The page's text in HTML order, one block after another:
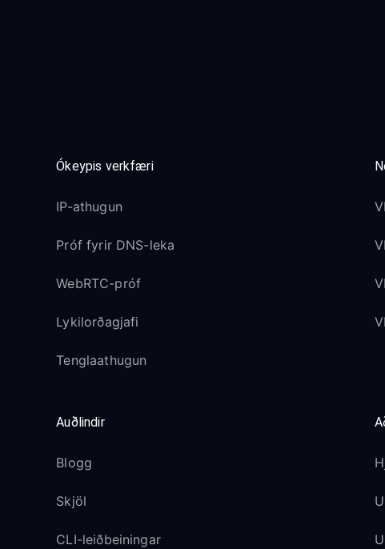
Ókeypis verkfæri
IP-athugun
Próf fyrir DNS-leka
WebRTC-próf
Lykilorðagjafi
Tenglaathugun
Auðlindir
Blogg
Skjöl
CLI-leiðbeiningar